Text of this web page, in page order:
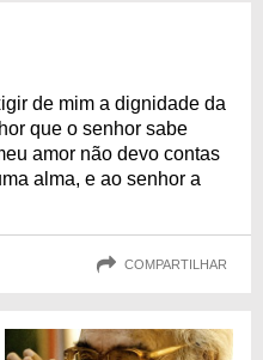
de mim a dignidade da
que o senhor sabe
amor não devo contas
alma, e ao senhor a
COMPARTILHAR